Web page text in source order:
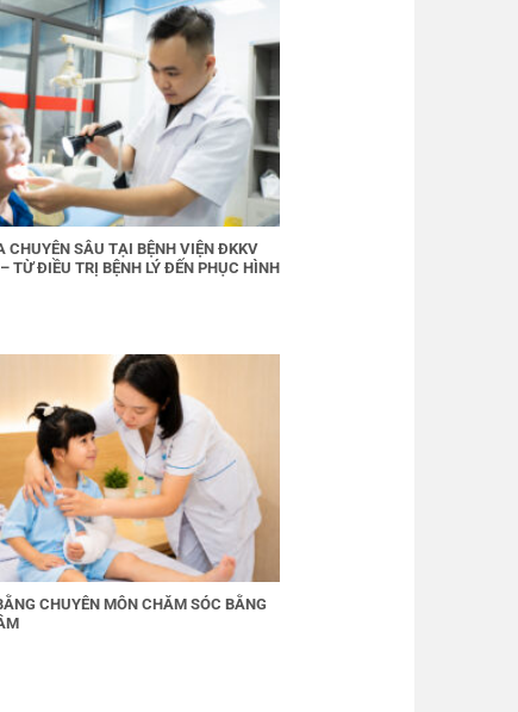
CHUYÊN SÂU TẠI BỆNH VIỆN ĐKKV
TỪ ĐIỀU TRỊ BỆNH LÝ ĐẾN PHỤC HÌNH
CHUYÊN MÔN CHĂM SÓC BẰNG